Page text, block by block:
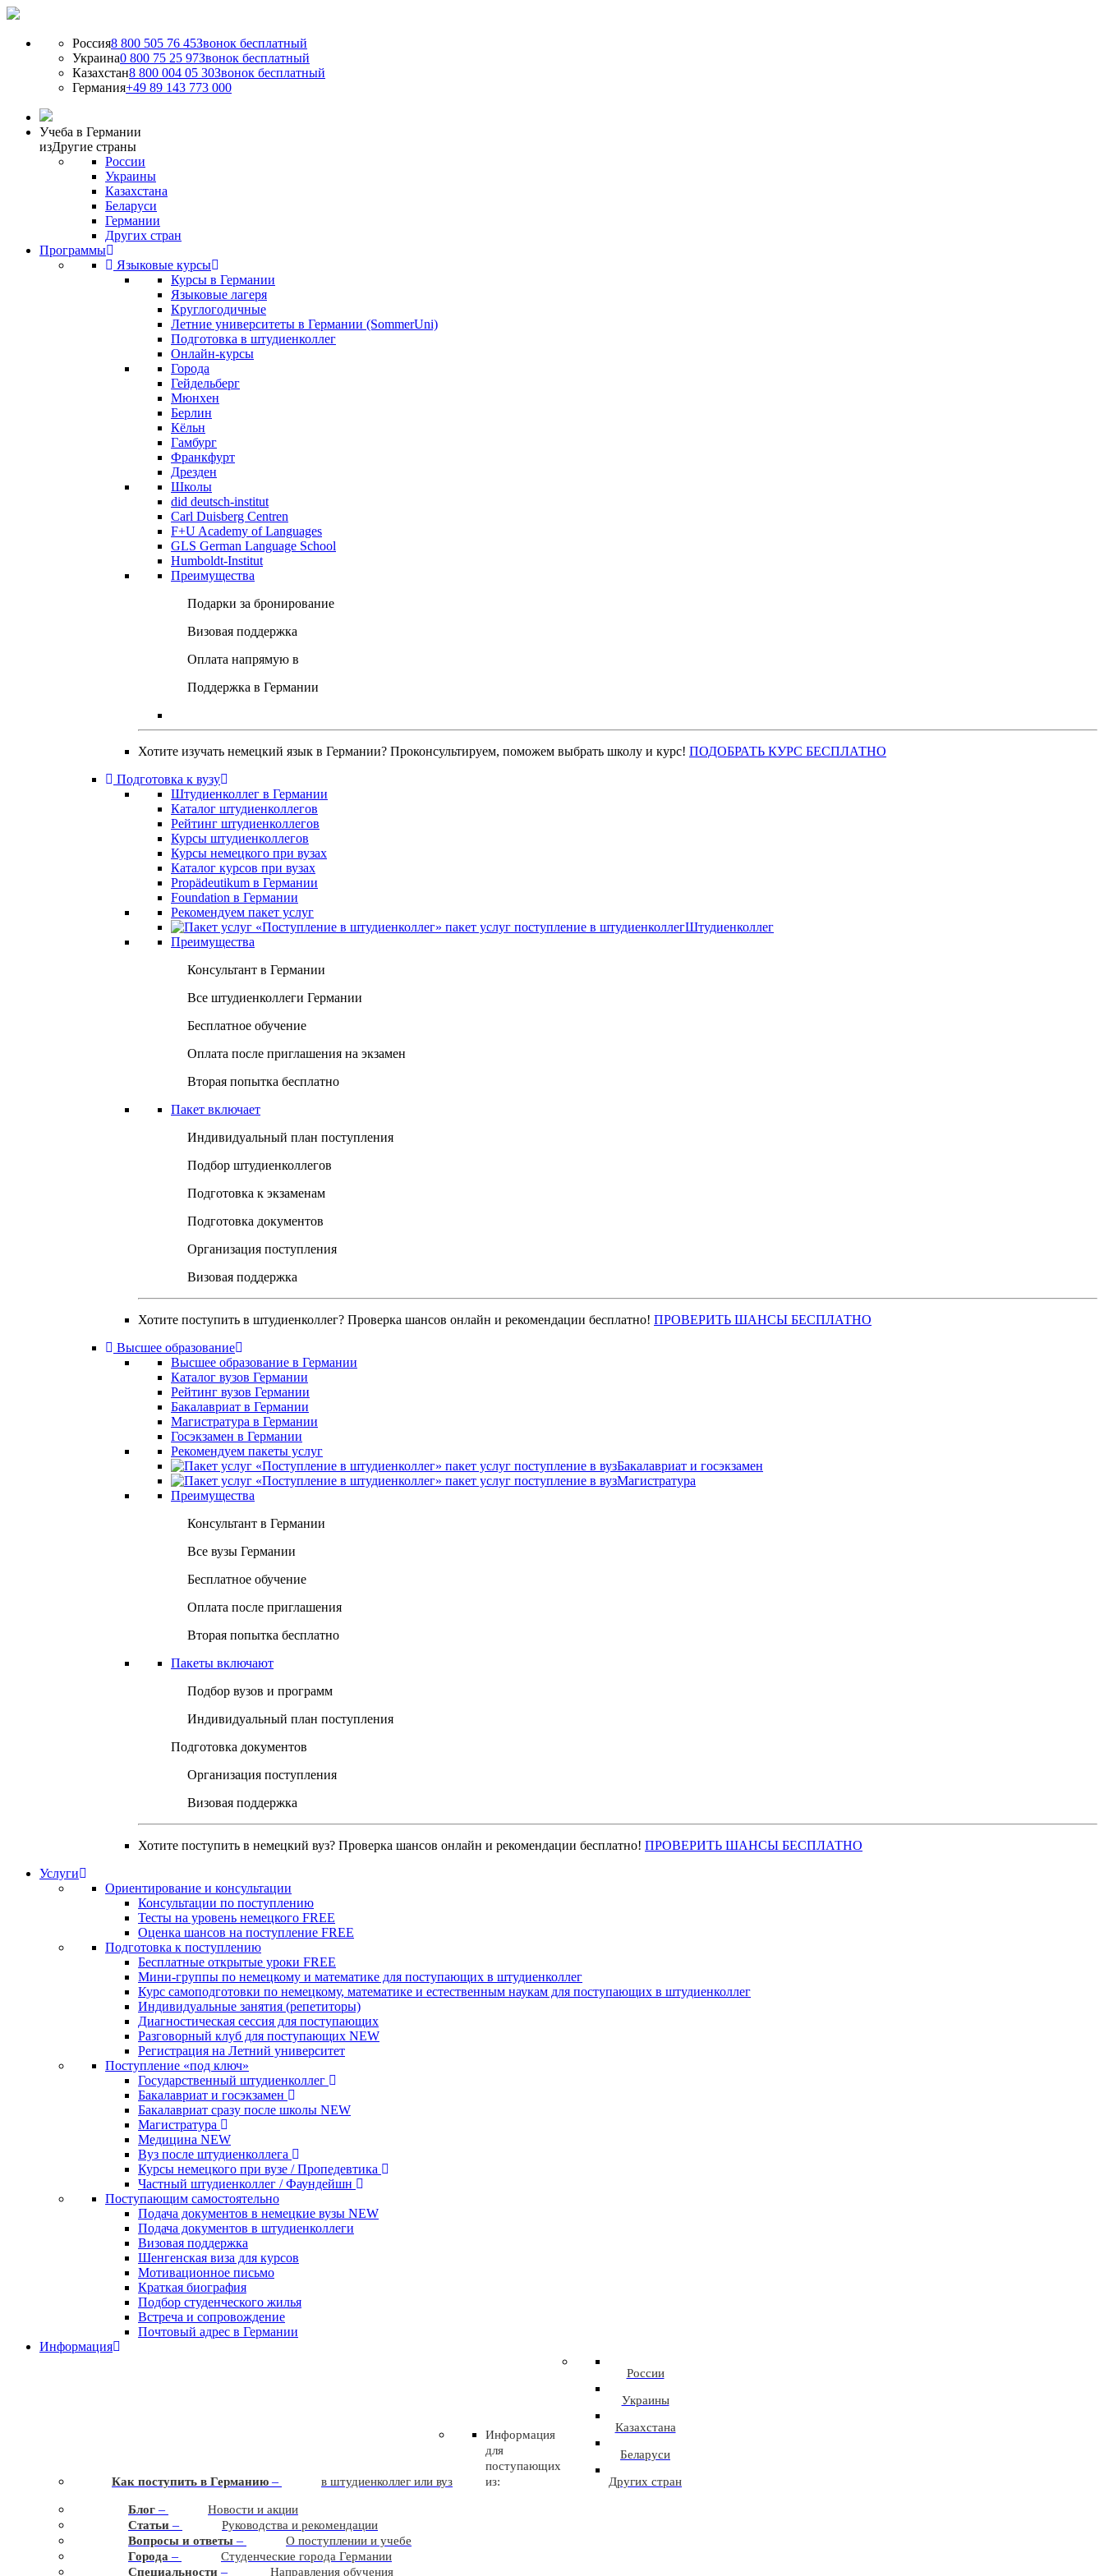
Россия8 800 505 76 45Звонок бесплатный
Украина0 800 75 25 97Звонок бесплатный
Казахстан8 800 004 05 30Звонок бесплатный
Германия+49 89 143 773 000
Учеба в Германии
изДругие страны
России
Украины
Казахстана
Беларуси
Германии
Других стран
Программы
Языковые курсы
Курсы в Германии
Языковые лагеря
Круглогодичные
Летние университеты в Германии (SommerUni)
Подготовка в штудиенколлег
Онлайн-курсы
Города
Гейдельберг
Мюнхен
Берлин
Кёльн
Гамбург
Франкфурт
Дрезден
Школы
did deutsch-institut
Carl Duisberg Centren
F+U Academy of Languages
GLS German Language School
Humboldt-Institut
Преимущества
Подарки за бронирование
Визовая поддержка
Оплата напрямую в
Поддержка в Германии
Хотите изучать немецкий язык в Германии? Проконсультируем, поможем выбрать школу и курс! ПОДОБРАТЬ КУРС БЕСПЛАТНО
Подготовка к вузу
Штудиенколлег в Германии
Каталог штудиенколлегов
Рейтинг штудиенколлегов
Курсы штудиенколлегов
Курсы немецкого при вузах
Каталог курсов при вузах
Propädeutikum в Германии
Foundation в Германии
Рекомендуем пакет услуг
Штудиенколлег
Преимущества
Консультант в Германии
Все штудиенколлеги Германии
Бесплатное обучение
Оплата после приглашения на экзамен
Вторая попытка бесплатно
Пакет включает
Индивидуальный план поступления
Подбор штудиенколлегов
Подготовка к экзаменам
Подготовка документов
Организация поступления
Визовая поддержка
Хотите поступить в штудиенколлег? Проверка шансов онлайн и рекомендации бесплатно! ПРОВЕРИТЬ ШАНСЫ БЕСПЛАТНО
Высшее образование
Высшее образование в Германии
Каталог вузов Германии
Рейтинг вузов Германии
Бакалавриат в Германии
Магистратура в Германии
Госэкзамен в Германии
Рекомендуем пакеты услуг
Бакалавриат и госэкзамен
Магистратура
Преимущества
Консультант в Германии
Все вузы Германии
Бесплатное обучение
Оплата после приглашения
Вторая попытка бесплатно
Пакеты включают
Подбор вузов и программ
Индивидуальный план поступления
Подготовка документов
Организация поступления
Визовая поддержка
Хотите поступить в немецкий вуз? Проверка шансов онлайн и рекомендации бесплатно! ПРОВЕРИТЬ ШАНСЫ БЕСПЛАТНО
Услуги
Ориентирование и консультации
Консультации по поступлению
Тесты на уровень немецкого FREE
Оценка шансов на поступление FREE
Подготовка к поступлению
Бесплатные открытые уроки FREE
Мини-группы по немецкому и математике для поступающих в штудиенколлег
Курс самоподготовки по немецкому, математике и естественным наукам для поступающих в штудиенколлег
Индивидуальные занятия (репетиторы)
Диагностическая сессия для поступающих
Разговорный клуб для поступающих NEW
Регистрация на Летний университет
Поступление «под ключ»
Государственный штудиенколлег
Бакалавриат и госэкзамен
Бакалавриат сразу после школы NEW
Магистратура
Медицина NEW
Вуз после штудиенколлега
Курсы немецкого при вузе / Пропедевтика
Частный штудиенколлег / Фаундейшн
Поступающим самостоятельно
Подача документов в немецкие вузы NEW
Подача документов в штудиенколлеги
Визовая поддержка
Шенгенская виза для курсов
Мотивационное письмо
Краткая биография
Подбор студенческого жилья
Встреча и сопровождение
Почтовый адрес в Германии
Информация
Как поступить в Германию – в штудиенколлег или вуз
Информация
для
поступающих
из:
России
Украины
Казахстана
Беларуси
Других стран
Блог –
Новости и акции
Статьи –
Руководства и рекомендации
Вопросы и ответы –
О поступлении и учебе
Города –
Студенческие города Германии
Cпециальности –
Направления обучения